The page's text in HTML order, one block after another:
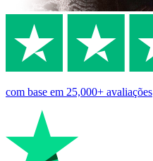
com base em 25,000+ avaliações